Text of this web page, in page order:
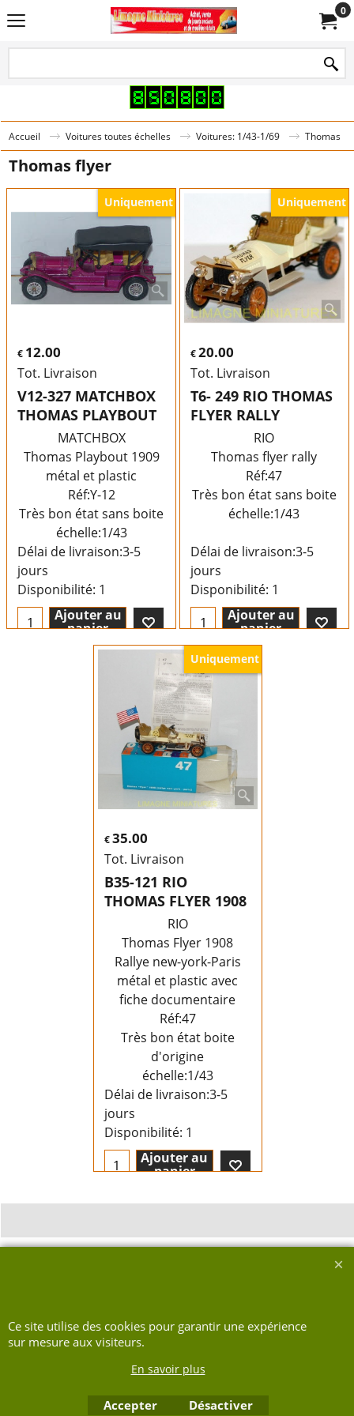
0
Accueil Voitures toutes échelles Voitures: 1/43-1/69 Thomas
Thomas flyer
Uniquement
€ 12.00
Tot. Livraison
V12-327 MATCHBOX
THOMAS PLAYBOUT
MATCHBOX
Thomas Playbout 1909
métal et plastic
Réf:Y-12
Très bon état sans boite
échelle:1/43
Délai de livraison:3-5
jours
Disponibilité: 1
Ajouter au
panier
Uniquement
€20.00
Tot. Livraison
T6- 249 RIO THOMAS
FLYER RALLY
RIO
Thomas flyer rally
Réf:47
Très bon état sans boite
échelle:1/43
Délai de livraison:3-5
jours
Disponibilité: 1
Ajouter au
panier
Uniquement
€35.00
Tot. Livraison
B35-121 RIO
THOMAS FLYER 1908
RIO
Thomas Flyer 1908
Rallye new-york-Paris
métal et plastic avec
fiche documentaire
Réf:47
Très bon état boite
d'origine
échelle:1/43
Délai de livraison:3-5
jours
Disponibilité: 1
Ajouter au
panier
Ce site utilise des cookies pour garantir une expérience
sur mesure aux visiteurs.
En savoir plus
Accepter Désactiver